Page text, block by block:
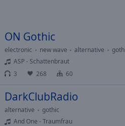
ON Gothic
electronic new wave alternative
ASP - Schattenbraut
3
268 60
DarkClubRadio
alternative
gothic
And One - Traumfrau